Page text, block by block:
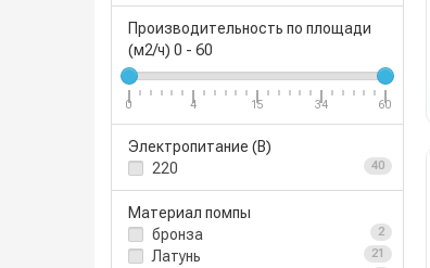
Производительность по площади
(м2/ч) 0 - 60
0 4 15 34 60
Электропитание (В)
220
40
Материал помпы
бронза
2
Латунь 21